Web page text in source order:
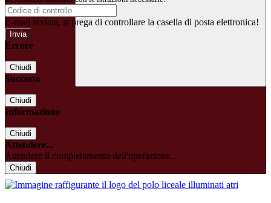
E-mail inviata, si prega di controllare la casella di posta elettronica!
Errore
Chiudi
Successo
Chiudi
Informazione
Chiudi
Attendere...
Attendere il completamento dell'operazione...
Chiudi